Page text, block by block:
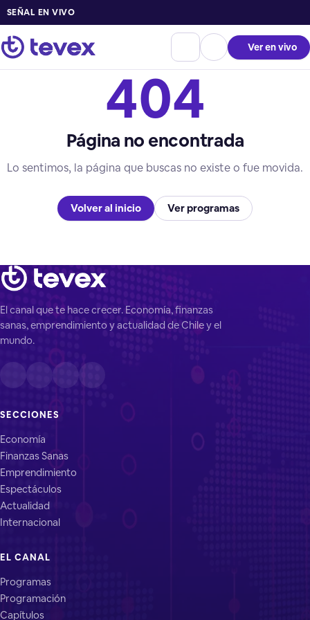
SEÑAL EN VIVO
Ver en vivo
404
Página no encontrada
Lo sentimos, la página que buscas no existe o fue movida.
Volver al inicio Ver programas
El canal que te hace crecer. Economía, finanzas
sanas, emprendimiento y actualidad de Chile y el
mundo.
SECCIONES
Economía
Finanzas Sanas
Emprendimiento
Espectáculos
Actualidad
Internacional
EL CANAL
Programas
Programación
Capítulos